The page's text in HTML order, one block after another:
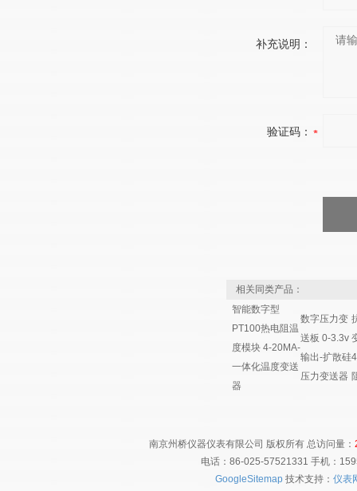
补充说明：
验证码：
相关同类产品：
智能数字型
PT100热电阻温
度模块 4-20MA-
一体化温度变送
器
数字压力变
送板 0-3.3v
输出-扩散硅
压力变送器
南京州桥仪器仪表有限公司 版权所有 总访问量：
电话：86-025-57521331 手机：
GoogleSitemap 技术支持： 仪表